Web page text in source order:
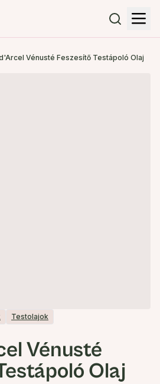
Vénusté Feszesítő Testápoló Olaj
Testolajok
Vénusté
Olaj